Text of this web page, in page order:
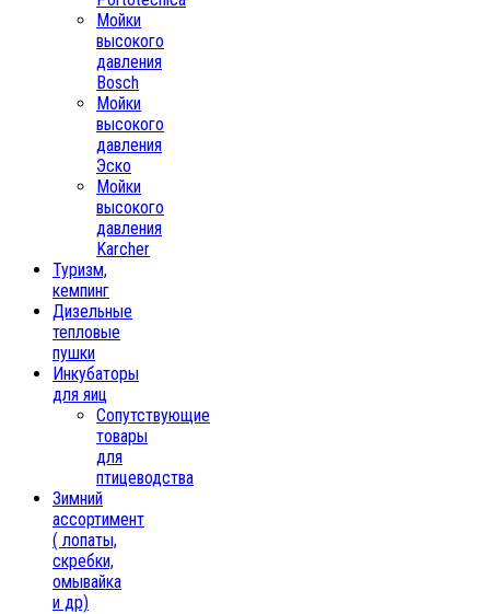
Мойки
высокого
давления
Bosch
Мойки
высокого
давления
Эско
Мойки
высокого
давления
Karcher
Туризм,
кемпинг
Дизельные
тепловые
пушки
Инкубаторы
для яиц
Сопутствующие
товары
для
птицеводства
Зимний
ассортимент
( лопаты,
скребки,
омывайка
и др)